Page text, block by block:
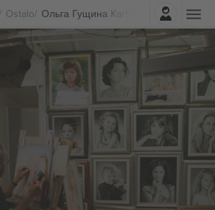
Ostalo Ольга Гущина Karte
Najavite se